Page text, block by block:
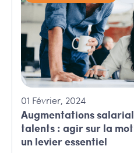
01 Février, 2024
Augmentations
talents : agir sur la
un levier essentiel